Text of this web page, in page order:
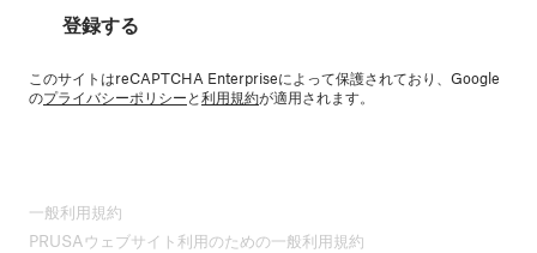
登録する
このサイトはreCAPTCHA Enterpriseによって保護されており、Google
のプライバシーポリシーと利用規約が適用されます。
一般利用規約
PRUSAウェブサイト利用のための一般利用規約